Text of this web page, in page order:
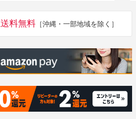
へ
送料無料 ［沖縄・一部地域を除く］